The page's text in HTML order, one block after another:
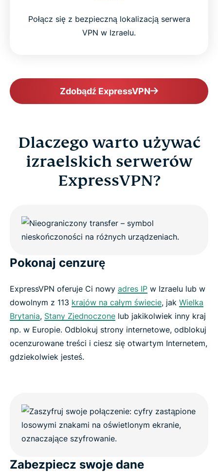
Połącz się z bezpieczną lokalizacją serwera
VPN w Izraelu.
Zdobądź ExpressVPN
Dlaczego warto używać
izraelskich serwerów
ExpressVPN?
Pokonaj cenzurę
ExpressVPN oferuje Ci nowy adres IP w Izraelu lub w
dowolnym z 113 krajów na całym świecie, jak Wielka
Brytania, Stany Zjednoczone lub jakikolwiek inny kraj
np. w Europie. Odblokuj strony internetowe, odblokuj
ocenzurowane treści i ciesz się otwartym Internetem,
gdziekolwiek jesteś.
Zabezpiecz swoje dane